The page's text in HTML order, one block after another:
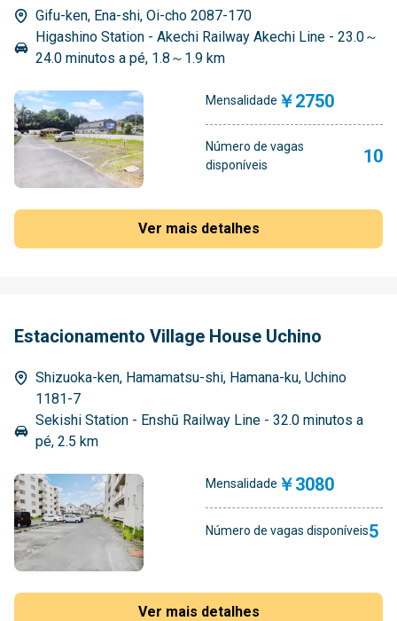
Gifu-ken, Ena-shi, Oi-cho 2087-170
Higashino Station - Akechi Railway Akechi Line - 23.0～
24.0 minutos a pé, 1.8～1.9 km
Mensalidade ￥2750
Número de vagas
disponíveis
10
Ver mais detalhes
Estacionamento Village House Uchino
Shizuoka-ken, Hamamatsu-shi, Hamana-ku, Uchino
1181-7
Sekishi Station - Enshū Railway Line - 32.0 minutos a
pé, 2.5 km
Mensalidade ￥3080
Número de vagas disponíveis5
Ver mais detalhes